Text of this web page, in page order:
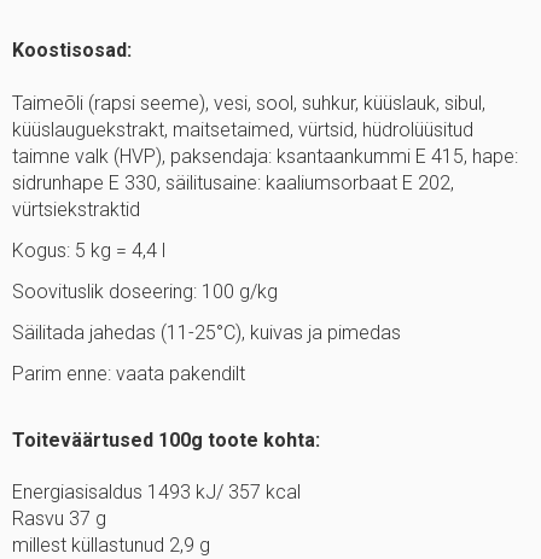
Koostisosad:
Taimeõli (rapsi seeme), vesi, sool, suhkur, küüslauk, sibul,
küüslauguekstrakt, maitsetaimed, vürtsid, hüdrolüüsitud
taimne valk (HVP), paksendaja: ksantaankummi E 415, hape:
sidrunhape E 330, säilitusaine: kaaliumsorbaat E 202,
vürtsiekstraktid
Kogus: 5 kg = 4,4 l
Soovituslik doseering: 100 g/kg
Säilitada jahedas (11-25°C), kuivas ja pimedas
Parim enne: vaata pakendilt
Toiteväärtused 100g toote kohta:
Energiasisaldus 1493 kJ/ 357 kcal
Rasvu 37 g
millest küllastunud 2,9 g